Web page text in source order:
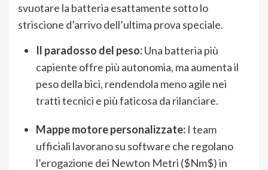
svuotare la batteria esattamente sotto lo
striscione d’arrivo dell’ultima prova speciale.
Il paradosso del peso:Una batteria più
capiente offre più autonomia, ma aumenta il
peso della bici, rendendola meno agile nei
tratti tecnici e più faticosa da rilanciare.
Mappe motore personalizzate: I team
ufficiali lavorano su software che regolano
l’erogazione dei Newton Metri ($Nm$) in